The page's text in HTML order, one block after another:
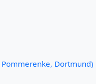
Dortmund)